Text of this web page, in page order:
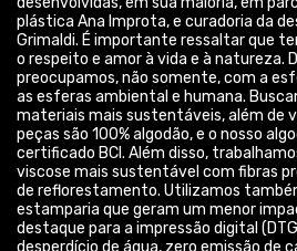
amigo do meio ambiente para você!
demonstre o seu veganismo e amor
moda vegana, sustentável e
© Dados do vendedor: CPF
Formas de pagamento